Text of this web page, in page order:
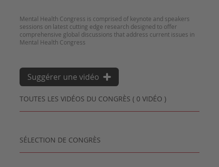
Mental Health Congress is comprised of keynote and speakers
sessions on latest cutting edge research designed to offer
comprehensive global discussions that address current issues in
TOUTES LES VIDÉOS DU CONGRÈS ( 0 VIDÉO )
Suggérer une vidéo
SÉLECTION DE CONGRÈS